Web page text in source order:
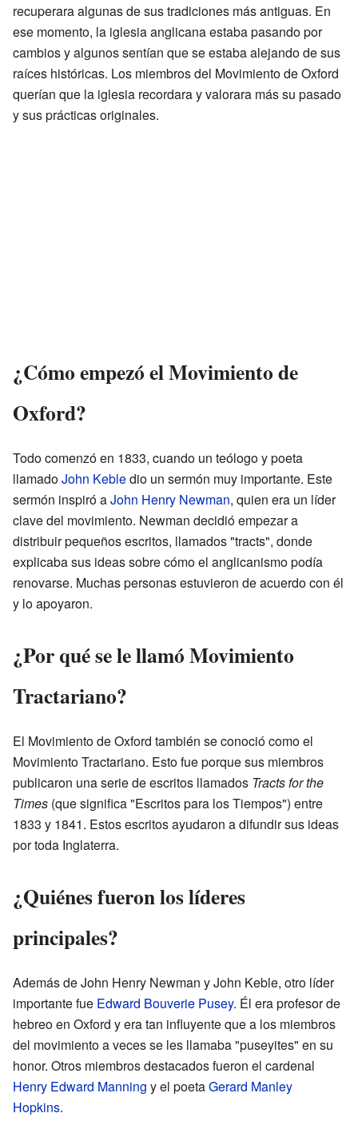
recuperara algunas de sus tradiciones más antiguas. En
ese momento, la iglesia anglicana estaba pasando por
cambios y algunos sentían que se estaba alejando de sus
raíces históricas. Los miembros del Movimiento de Oxford
querían que la iglesia recordara y valorara más su pasado
y sus prácticas originales.
¿Cómo empezó el Movimiento de
Oxford?
Todo comenzó en 1833, cuando un teólogo y poeta
llamadoJohn Kebledio un sermón muy importante. Este
sermón inspiró aJohn Henry Newman, quien era un líder
clave del movimiento. Newman decidió empezar a
distribuir pequeños escritos, llamados "tracts", donde
explicaba sus ideas sobre cómo el anglicanismo podía
renovarse. Muchas personas estuvieron de acuerdo con él
y lo apoyaron.
¿Por qué se le llamó Movimiento
Tractariano?
El Movimiento de Oxford también se conoció como el
Movimiento Tractariano. Esto fue porque sus miembros
publicaron una serie de escritos llamados Tracts for the
Times (que significa "Escritos para los Tiempos") entre
1833 y 1841. Estos escritos ayudaron a difundir sus ideas
por toda Inglaterra.
¿Quiénes fueron los líderes
principales?
Además de John Henry Newman y John Keble, otro líder
importante fue Edward Bouverie Pusey. Él era profesor de
hebreo en Oxford y era tan influyente que a los miembros
del movimiento a veces se les llamaba "puseyites" en su
honor. Otros miembros destacados fueron el cardenal
Henry Edward Manning y el poetaGerard Manley
Hopkins.